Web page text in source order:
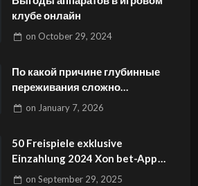
клубе онлайн
on October 29, 2024
По какой причине глубинные
переживания сложно
управлять
on January 7, 2026
50 Freispiele exklusive
Einzahlung 2024 Xon bet-App
APK herunterladen Gratis Free
on September 29, 2025